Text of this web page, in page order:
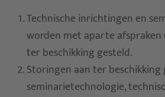
Technische inrichtingen en
worden met aparte
ter beschikking gesteld.
Storingen aan ter beschikking
seminarietechnologie,